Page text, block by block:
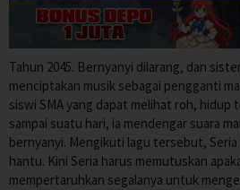
Tahun 2045. Bernyanyi dilarang, dan
menciptakan musik sebagai pengganti
siswi SMA yang dapat melihat roh,
sampai suatu hari, ia mendengar suara
bernyanyi. Mengikuti lagu tersebut,
hantu. Kini Seria harus memutuskan
mempertaruhkan segalanya untuk